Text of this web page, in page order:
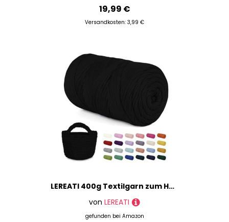
19,99 €
Versandkosten: 3,99 €
LEREATI 400g Textilgarn zum Häkeln für Körbe, Tshirt Garn zum Häkeln, Dickes Bändchengarn Ribbon T Shirt Yarn, Häkelgarn für Taschen, Häkeltaschen, Decken, Heimdekoration (Schwarz)
von LEREATI
gefunden bei Amazon